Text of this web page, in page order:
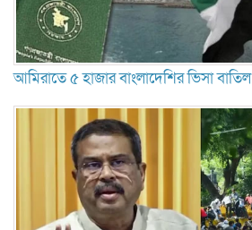
আমিরাতে ৫ হাজার বাংলাদেশির ভিসা বাতিল